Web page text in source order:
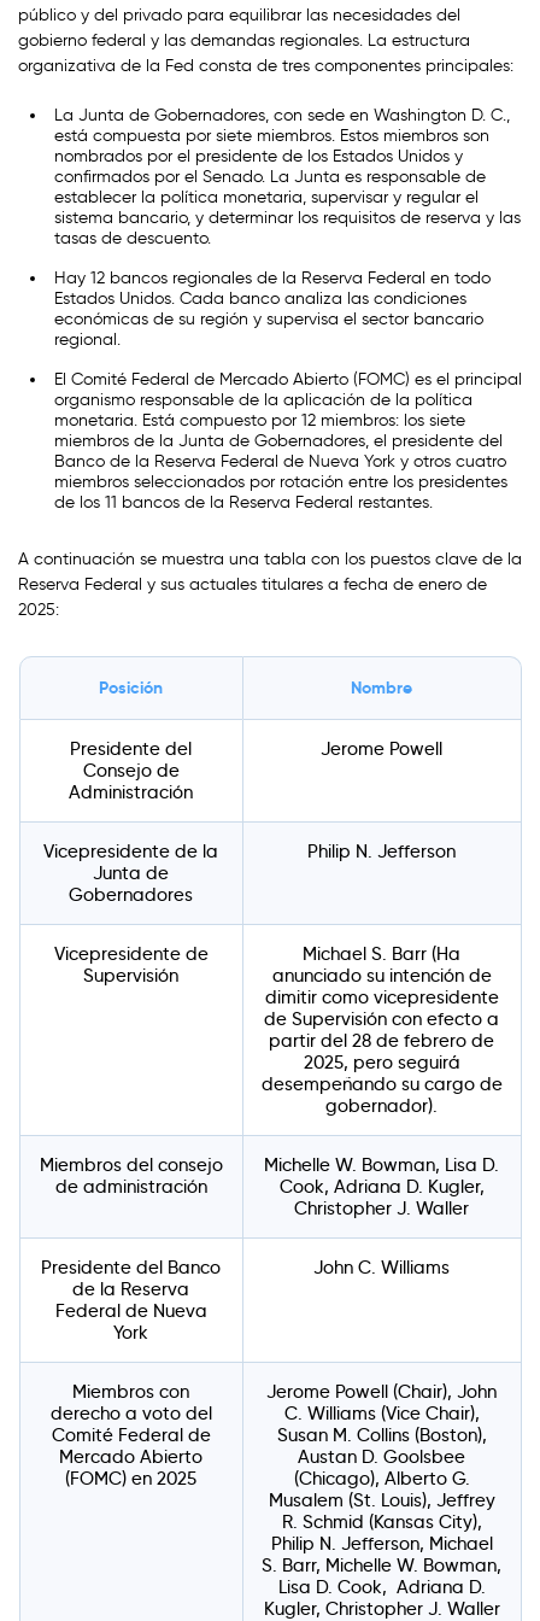
público y del privado para equilibrar las necesidades del
gobierno federal y las demandas regionales. La estructura
organizativa de la Fed consta de tres componentes principales:
La Junta de Gobernadores, con sede en Washington D. C.,
está compuesta por siete miembros. Estos miembros son
nombrados por el presidente de los Estados Unidos y
confirmados por el Senado. La Junta es responsable de
establecer la política monetaria, supervisar y regular el
sistema bancario, y determinar los requisitos de reserva y las
tasas de descuento.
Hay 12 bancos regionales de la Reserva Federal en todo
Estados Unidos. Cada banco analiza las condiciones
económicas de su región y supervisa el sector bancario
regional.
El Comité Federal de Mercado Abierto (FOMC) es el principal
organismo responsable de la aplicación de la política
monetaria. Está compuesto por 12 miembros: los siete
miembros de la Junta de Gobernadores, el presidente del
Banco de la Reserva Federal de Nueva York y otros cuatro
miembros seleccionados por rotación entre los presidentes
de los 11 bancos de la Reserva Federal restantes.
A continuación se muestra una tabla con los puestos clave de la
Reserva Federal y sus actuales titulares a fecha de enero de
2025:
Posición Nombre
Presidente del
Consejo de
Administración
Jerome Powell
Vicepresidente de la
Junta de
Gobernadores
Philip N. Jefferson
Vicepresidente de
Supervisión
Michael S. Barr (Ha
anunciado su intención de
dimitir como vicepresidente
de Supervisión con efecto a
partir del 28 de febrero de
2025, pero seguirá
desempeñando su cargo de
gobernador).
Miembros del consejo
de administración
Michelle W. Bowman, Lisa D.
Cook, Adriana D. Kugler,
Christopher J. Waller
Presidente del Banco
de la Reserva
Federal de Nueva
York
John C. Williams
Miembros con
derecho a voto del
Comité Federal de
Mercado Abierto
(FOMC) en 2025
Jerome Powell (Chair), John
C. Williams (Vice Chair),
Susan M. Collins (Boston),
Austan D. Goolsbee
(Chicago), Alberto G.
Musalem (St. Louis), Jeffrey
R. Schmid (Kansas City),
Philip N. Jefferson, Michael
S. Barr, Michelle W. Bowman,
Lisa D. Cook, Adriana D.
Kugler, Christopher J. Waller